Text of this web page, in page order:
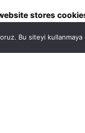
stores
Bu siteyi